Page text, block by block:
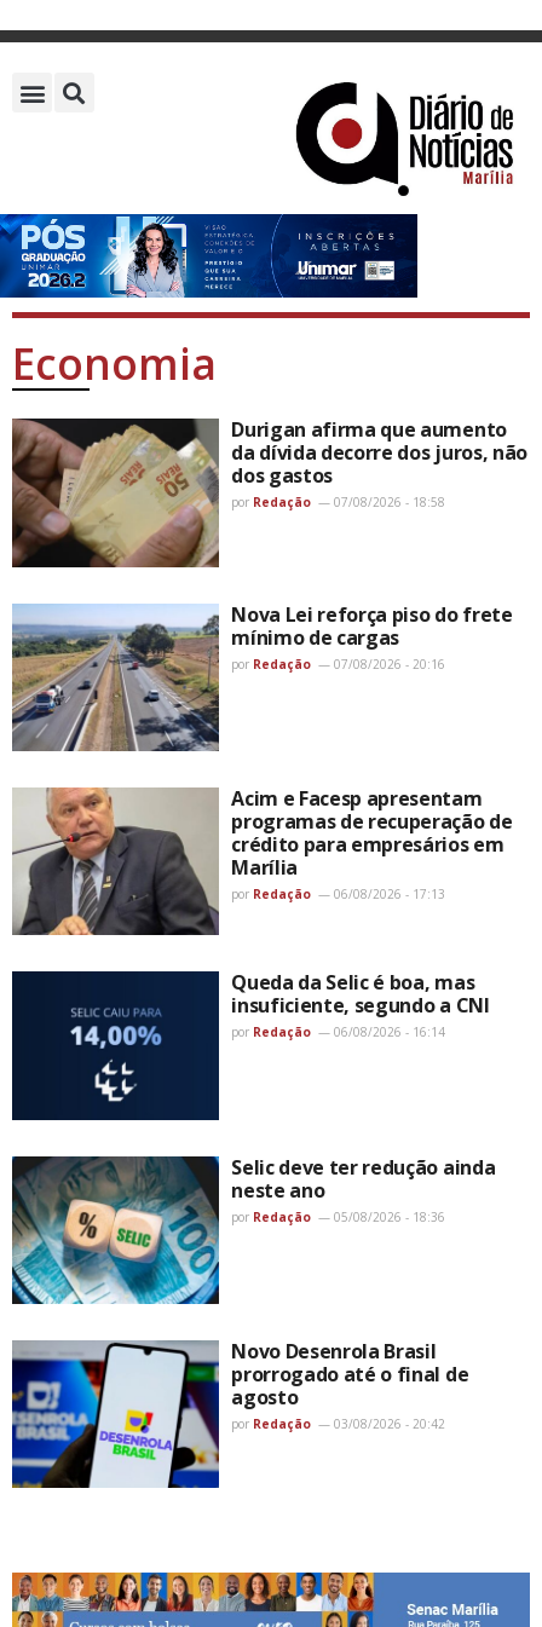
Economia
Durigan afirma que aumento
da dívida decorre dos juros, não
dos gastos
por Redação 07/08/2026 - 18:58
Nova Lei reforça piso do frete
mínimo de cargas
por Redação 07/08/2026 - 20:16
Acim e Facesp apresentam
programas de recuperação de
crédito para empresários em
Marília
por Redação 06/08/2026 - 17:13
Queda da Selic é boa, mas
insuficiente, segundo a CNI
por Redação 06/08/2026 - 16:14
Selic deve ter redução ainda
neste ano
por Redação 05/08/2026 - 18:36
Novo Desenrola Brasil
prorrogado até o final de
agosto
por Redação 03/08/2026 - 20:42